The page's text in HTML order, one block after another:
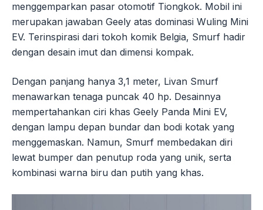
menggemparkan pasar otomotif Tiongkok. Mobil ini
merupakan jawaban Geely atas dominasi Wuling Mini
EV. Terinspirasi dari tokoh komik Belgia, Smurf hadir
dengan desain imut dan dimensi kompak.
Dengan panjang hanya 3,1 meter, Livan Smurf
menawarkan tenaga puncak 40 hp. Desainnya
mempertahankan ciri khas Geely Panda Mini EV,
dengan lampu depan bundar dan bodi kotak yang
menggemaskan. Namun, Smurf membedakan diri
lewat bumper dan penutup roda yang unik, serta
kombinasi warna biru dan putih yang khas.